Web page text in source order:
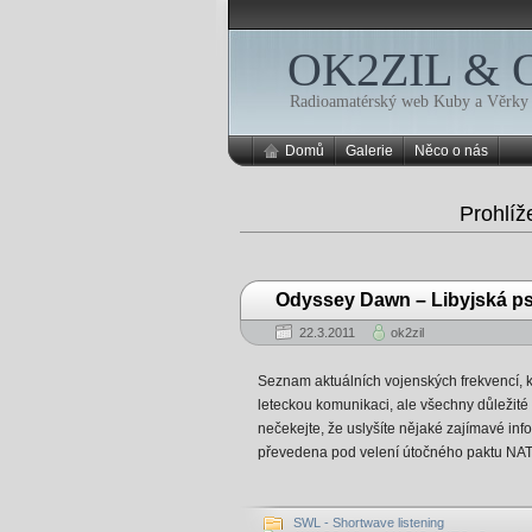
OK2ZIL &
Radioamatérský web Kuby a Věrky
Domů Galerie Něco o nás
Odyssey Dawn – Libyjská
22.3.2011 ok2zil
Seznam aktuálních vojenských frekvencí,
leteckou komunikaci, ale všechny
nečekejte, že uslyšíte nějaké zajímavé
převedena pod velení útočného paktu
SWL - Shortwave listening